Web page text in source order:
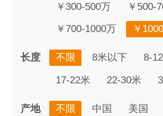
￥300-500万 ￥500-
￥700-1000万 ￥
长度 不限 8米以下 8-
17-22米 22-30米
产地 不限 中国 美国